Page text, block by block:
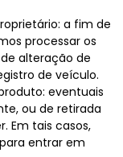
a fim de
processar os
alteração de
de veículo.
eventuais
ou de retirada
Em tais casos,
entrar em